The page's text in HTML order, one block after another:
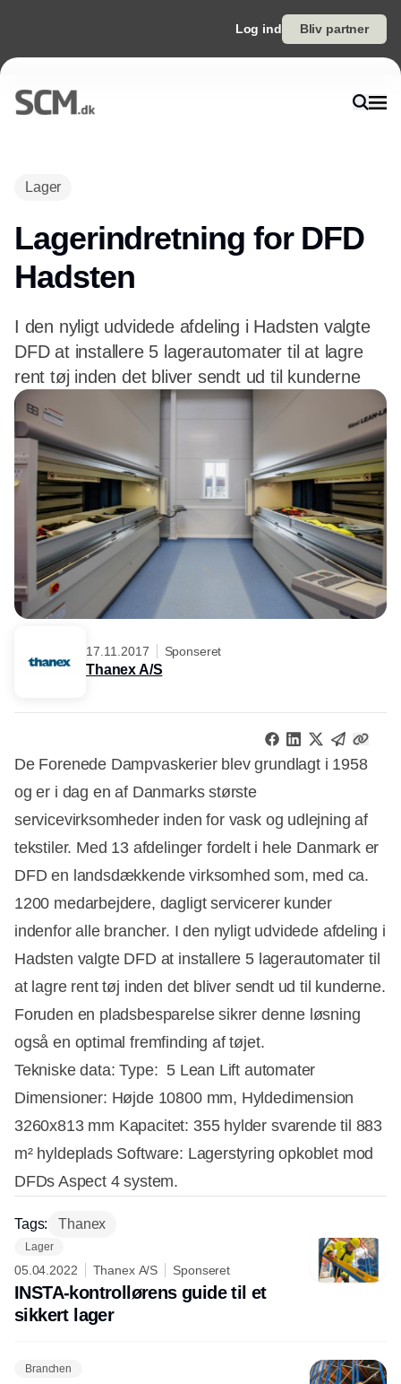
Log ind Bliv partner
Lager
Lagerindretning for DFD
Hadsten
I den nyligt udvidede afdeling i Hadsten valgte
DFD at installere 5 lagerautomater til at lagre
rent tøj inden det bliver sendt ud til kunderne
17.11.2017 Sponseret
Thanex A/S
De Forenede Dampvaskerier blev grundlagt i 1958
og er i dag en af Danmarks største
servicevirksomheder inden for vask og udlejning af
tekstiler. Med 13 afdelinger fordelt i hele Danmark er
DFD en landsdækkende virksomhed som, med ca.
1200 medarbejdere, dagligt servicerer kunder
indenfor alle brancher. I den nyligt udvidede afdeling i
Hadsten valgte DFD at installere 5 lagerautomater til
at lagre rent tøj inden det bliver sendt ud til kunderne.
Foruden en pladsbesparelse sikrer denne løsning
også en optimal fremfinding af tøjet.
Tekniske data: Type: 5 Lean Lift automater
Dimensioner: Højde 10800 mm, Hyldedimension
3260x813 mm Kapacitet: 355 hylder svarende til 883
m² hyldeplads Software: Lagerstyring opkoblet mod
DFDs Aspect 4 system.
Tags: Thanex
Lager
05.04.2022 Thanex A/S Sponseret
INSTA-kontrollørens guide til et
sikkert lager
Branchen